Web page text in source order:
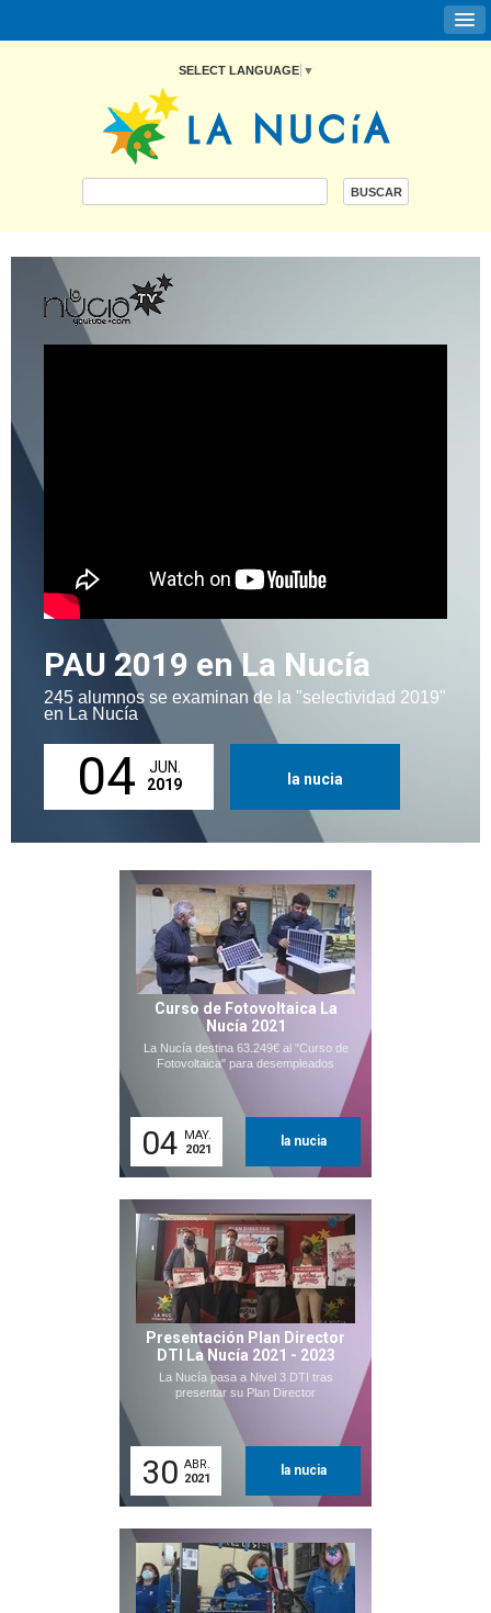
SELECT LANGUAGE ▼
PAU 2019 en La Nucía
245 alumnos se examinan de la "selectividad 2019"
en La Nucía
04
JUN.
2019
la nucia
Curso de Fotovoltaica La
Nucía 2021
La Nucía destina 63.249€ al "Curso de
Fotovoltaica" para desempleados
04 MAY.
2021
la nucia
Presentación Plan Director
DTI La Nucía 2021 - 2023
La Nucía pasa a Nivel 3 DTI tras
presentar su Plan Director
30 ABR.
2021
la nucia